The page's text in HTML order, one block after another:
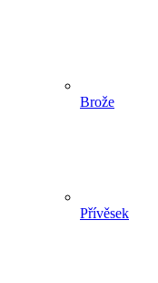
Brože
Přívěsek